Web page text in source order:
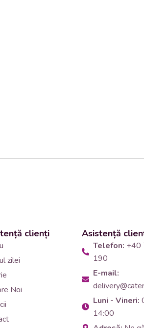
clienți
zilei
Noi
Asistență
Telefon: +40
190
E-mail:
Luni - Vineri:
14:00